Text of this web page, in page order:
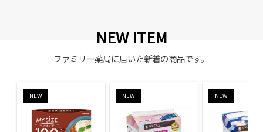
NEW ITEM
ファミリー薬局に届いた新着の商品です。
NEW NEW NEW